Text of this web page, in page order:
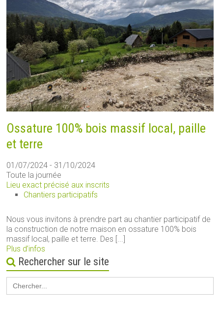
Ossature 100% bois massif local, paille
et terre
01/07/2024 - 31/10/2024
Toute la journée
Lieu exact précisé aux inscrits
Chantiers participatifs
Nous vous invitons à prendre part au chantier participatif de
la construction de notre maison en ossature 100% bois
massif local, paille et terre. Des [...]
Plus d’infos
Rechercher sur le site
Search
for: